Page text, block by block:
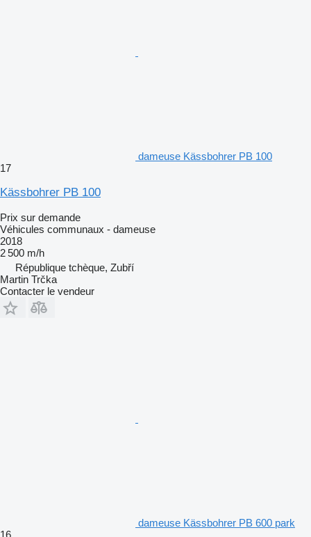
dameuse Kässbohrer PB 100
17
Kässbohrer PB 100
Prix sur demande
Véhicules communaux - dameuse
2018
2 500 m/h
République tchèque, Zubří
Martin Trčka
Contacter le vendeur
dameuse Kässbohrer PB 600 park
16